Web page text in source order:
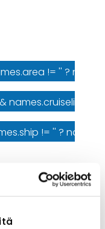
!= '' ?
names.cruiseline
!= '' ?